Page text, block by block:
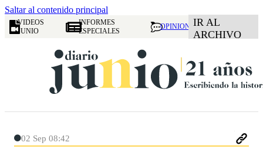
Saltar al contenido principal
VIDEOS
JUNIO
INFORMES
ESPECIALES
OPINION IR AL
ARCHIVO
02 Sep 08:42